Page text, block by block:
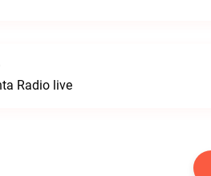
Radio live